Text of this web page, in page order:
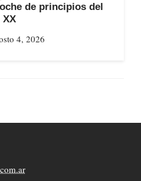
de principios del
4, 2026